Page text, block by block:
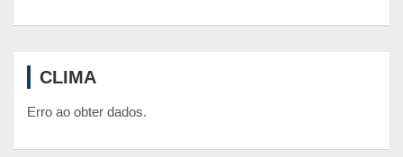
CLIMA
Erro ao obter dados.